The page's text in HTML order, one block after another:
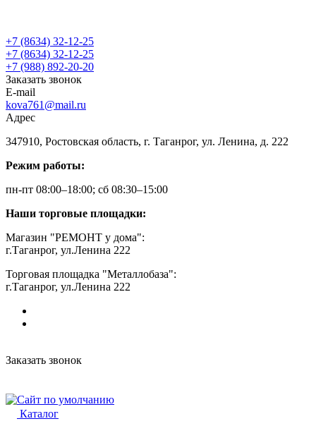
+7 (8634) 32-12-25
+7 (8634) 32-12-25
+7 (988) 892-20-20
Заказать звонок
E-mail
kova761@mail.ru
Адрес
347910, Ростовская область, г. Таганрог, ул. Ленина, д. 222
Режим работы:
пн-пт 08:00–18:00; сб 08:30–15:00
Наши торговые площадки:
Магазин "РЕМОНТ у дома":
г.Таганрог, ул.Ленина 222
Торговая площадка "Металлобаза":
г.Таганрог, ул.Ленина 222
Заказать звонок
Каталог